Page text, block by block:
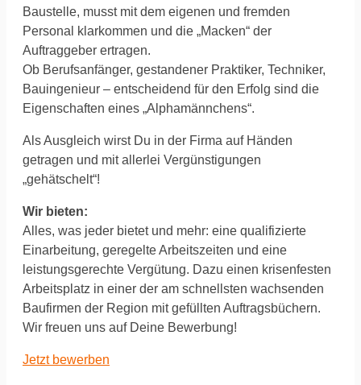
Baustelle, musst mit dem eigenen und fremden
Personal klarkommen und die „Macken“ der
Auftraggeber ertragen.
‍Ob Berufsanfänger, gestandener Praktiker, Techniker,
Bauingenieur – entscheidend für den Erfolg sind die
Eigenschaften eines „Alphamännchens“.
Als Ausgleich wirst Du in der Firma auf Händen
getragen und mit allerlei Vergünstigungen
„gehätschelt“!
Wir bieten:
Alles, was jeder bietet und mehr: eine qualifizierte
Einarbeitung, geregelte Arbeitszeiten und eine
leistungsgerechte Vergütung. Dazu einen krisenfesten
Arbeitsplatz in einer der am schnellsten wachsenden
Baufirmen der Region mit gefüllten Auftragsbüchern.
Wir freuen uns auf Deine Bewerbung!
Jetzt bewerben